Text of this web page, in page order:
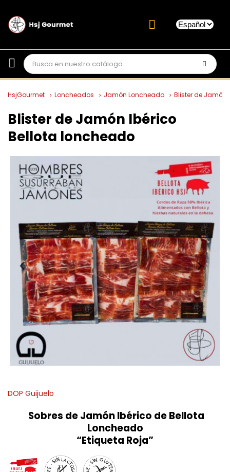
HsjGourmet Loncheados Jamón Loncheado Blister de Jamón
Blister de Jamón Ibérico
Bellota loncheado
DOP Guijuelo
Sobres de Jamón Ibérico de Bellota
Loncheado
“Etiqueta Roja”